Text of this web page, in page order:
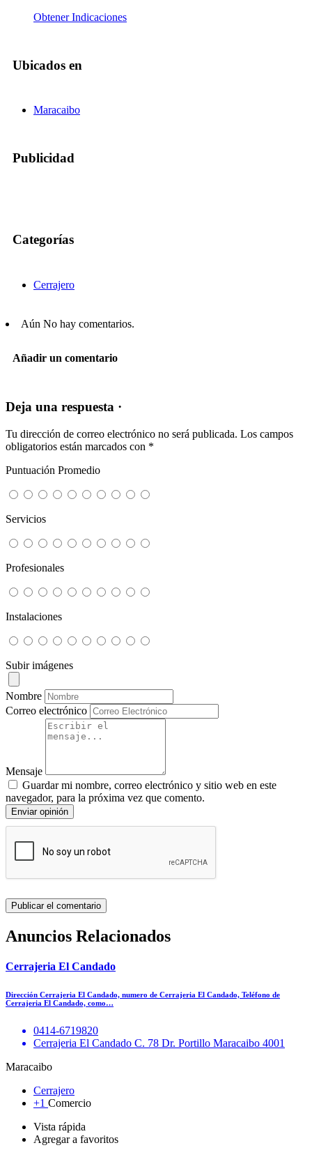
Obtener Indicaciones
Ubicados en
Maracaibo
Publicidad
Categorías
Cerrajero
Aún No hay comentarios.
Añadir un comentario
Deja una respuesta ·
Tu dirección de correo electrónico no será publicada. Los campos
obligatorios están marcados con *
Puntuación Promedio
Servicios
Profesionales
Instalaciones
Subir imágenes
Nombre
Correo electrónico
Mensaje
Guardar mi nombre, correo electrónico y sitio web en este
navegador, para la próxima vez que comento.
Enviar opinión
Anuncios Relacionados
Cerrajeria El Candado
Dirección Cerrajeria El Candado, numero de Cerrajeria El Candado, Teléfono de
Cerrajeria El Candado, como…
0414-6719820
Cerrajeria El Candado C. 78 Dr. Portillo Maracaibo 4001
Maracaibo
Cerrajero
+1 Comercio
Vista rápida
Agregar a favoritos